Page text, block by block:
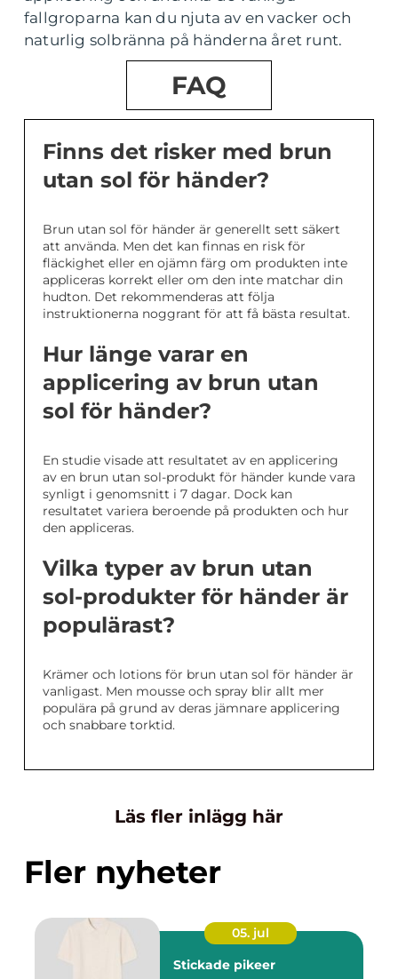
fallgroparna kan du njuta av en vacker och
naturlig solbränna på händerna året runt.
FAQ
Finns det risker med brun
utan sol för händer?
Brun utan sol för händer är generellt sett säkert
att använda. Men det kan finnas en risk för
fläckighet eller en ojämn färg om produkten inte
appliceras korrekt eller om den inte matchar din
hudton. Det rekommenderas att följa
instruktionerna noggrant för att få bästa resultat.
Hur länge varar en
applicering av brun utan
sol för händer?
En studie visade att resultatet av en applicering
av en brun utan sol-produkt för händer kunde vara
synligt i genomsnitt i 7 dagar. Dock kan
resultatet variera beroende på produkten och hur
den appliceras.
Vilka typer av brun utan
sol-produkter för händer är
populärast?
Krämer och lotions för brun utan sol för händer är
vanligast. Men mousse och spray blir allt mer
populära på grund av deras jämnare applicering
och snabbare torktid.
Läs fler inlägg här
Fler nyheter
05. jul
Stickade pikeer